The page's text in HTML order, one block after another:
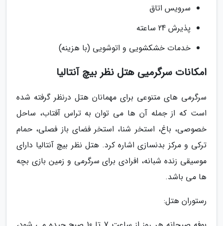
سرویس اتاق
پذیرش 24 ساعته
خدمات خشکشویی و اتوشویی (با هزینه)
امکانات سرگرمیی هتل نظر بیچ آنتالیا
سرگرمی های متنوعی برای مهمانان هتل درنظر گرفته شده
است که از جمله آن ها می توان به تراس آفتاب، ساحل
خصوصی، باغ، استخر شنا، استخر فضای باز فصلی، حمام
ترکی و مرکز بدنسازی اشاره کرد. هتل نظر بیچ آنتالیا دارای
موسیقی زنده شبانه، افرادی برای سرگرمی و زمین بازی بچه
ها می باشد.
رستوران هتل: